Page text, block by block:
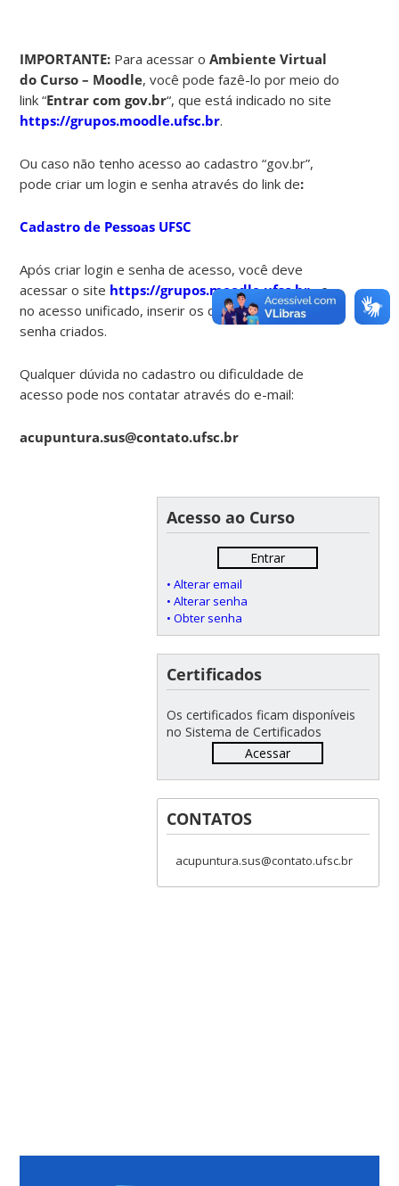
IMPORTANTE: Para acessar oAmbiente Virtual
do Curso – Moodle, você pode fazê-lo por meio do
link “Entrar com gov.br“, que está indicado no site
https://grupos.moodle.ufsc.br.
Ou caso não tenho acesso ao cadastro “gov.br”,
pode criar um login e senha através do link de:
Cadastro de Pessoas UFSC
Após criar login e senha de acesso, você deve
acessar o site https://grupos.moodle.ufsc.br, e
no acesso unificado, inserir os dados de login e
senha criados.
Qualquer dúvida no cadastro ou dificuldade de
acesso pode nos contatar através do e-mail:
acupuntura.sus@contato.ufsc.br
Acesso ao Curso
Entrar
• Alterar email
• Alterar senha
• Obter senha
Certificados
Os certificados ficam disponíveis
no Sistema de Certificados
Acessar
CONTATOS
acupuntura.sus@contato.ufsc.br